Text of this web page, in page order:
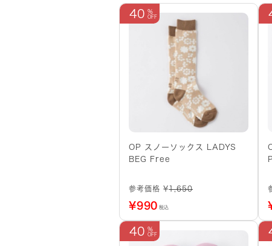
40
OP スノーソックス LADYS
BEG Free
参考価格 ¥1,650
¥990 税込
40